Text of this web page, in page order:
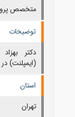
متخصص
توضیحات
دکتر
(ایمپلنت)
استان
تهران